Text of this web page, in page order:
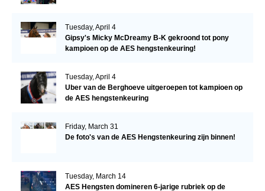
Tuesday, April 4
Gipsy's Micky McDreamy B-K gekroond tot pony
kampioen op de AES hengstenkeuring!
Tuesday, April 4
Uber van de Berghoeve uitgeroepen tot kampioen op
de AES hengstenkeuring
Friday, March 31
De foto's van de AES Hengstenkeuring zijn binnen!
Tuesday, March 14
AES Hengsten domineren 6-jarige rubriek op de